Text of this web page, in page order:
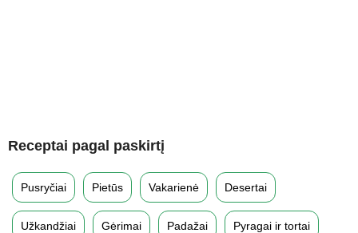
Receptai pagal paskirtį
Pusryčiai Pietūs Vakarienė Desertai
Užkandžiai Gėrimai Padažai Pyragai ir tortai